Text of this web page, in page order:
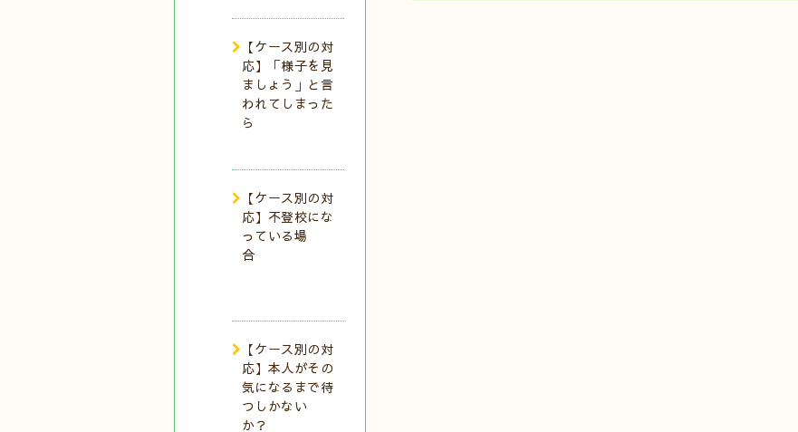
【ケース別の対
応】「様子を見
ましょう」と言
われてしまった
ら
【ケース別の対
応】不登校にな
っている場
合
【ケース別の対
応】本人がその
気になるまで待
つしかない
か？